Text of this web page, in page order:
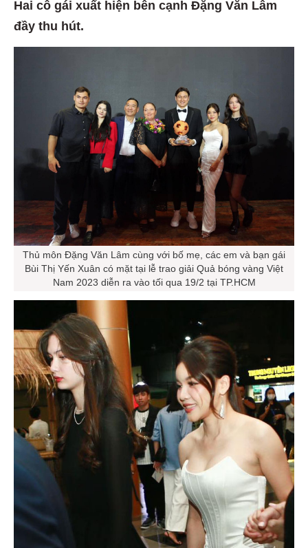
Hai cô gái xuất hiện bên cạnh Đặng Văn Lâm
đầy thu hút.
Thủ môn Đặng Văn Lâm cùng với bố mẹ, các em và bạn gái
Bùi Thị Yến Xuân có mặt tại lễ trao giải Quả bóng vàng Việt
Nam 2023 diễn ra vào tối qua 19/2 tại TP.HCM